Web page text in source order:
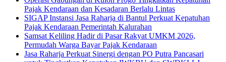
Pajak Kendaraan dan Kesadaran Berlalu Lintas
SIGAP Instansi Jasa Raharja di Bantul Perkuat Kepatuhan
Pajak Kendaraan Pemerintah Kalurahan
Samsat Keliling Hadir di Pasar Rakyat UMKM 2026,
Permudah Warga Bayar Pajak Kendaraan
Jasa Raharja Perkuat Sinergi dengan PO Putra Pancasari